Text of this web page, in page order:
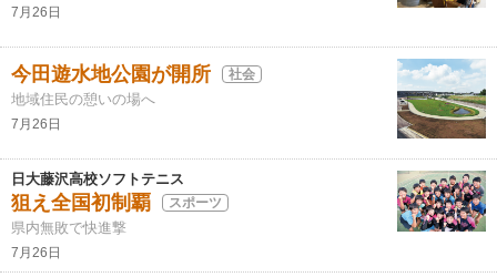
7月26日
今田遊水地公園が開所 社会
地域住民の憩いの場へ
7月26日
日大藤沢高校ソフトテニス
狙え全国初制覇 スポーツ
県内無敗で快進撃
7月26日